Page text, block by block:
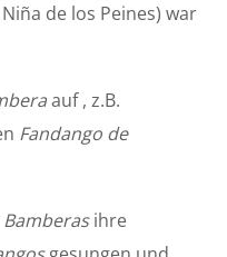
de los Peines) war
auf , z.B.
Fandango de
Bamberasihre